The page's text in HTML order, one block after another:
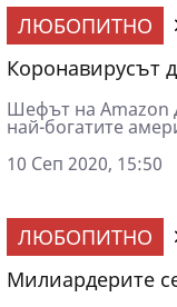
ЛЮБОПИТНО
Коронавирусът
Шефът на Amazon
най-богатите
10 Сеп 2020, 15:50
ЛЮБОПИТНО
Милиардерите